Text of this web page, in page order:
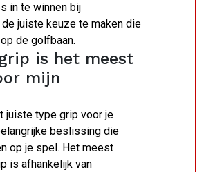
in te winnen bij
juiste keuze te maken die
de golfbaan.
is het meest
mijn
juiste type grip voor je
beslissing die
op je spel. Het meest
is afhankelijk van